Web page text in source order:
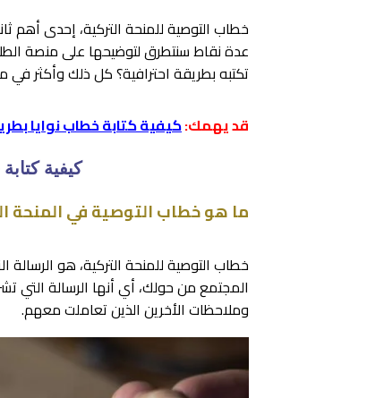
خطاب التوصية للمنحة التركية، إحدى أهم
عدة نقاط سنتطرق لتوضيحها على منصة
تكتبه بطريقة احترافية؟ كل ذلك وأكثر في
قد يهمك:كيفية كتابة خطاب نوايا
كيفية
ما هو خطاب التوصية في المنحة
خطاب التوصية للمنحة التركية، هو
المجتمع من حولك، أي أنها الرسالة التي
وملاحظات الأخرين الذين تعاملت معهم.